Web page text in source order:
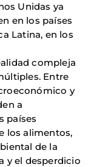
Unidas ya
en los países
Latina, en los
compleja
Entre
y
a
países
los alimentos,
de la
y el desperdicio